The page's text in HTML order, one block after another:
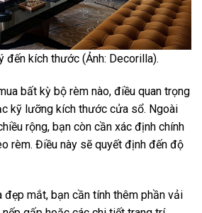
đến kích thước (Ảnh: Decorilla).
bất kỳ bộ rèm nào, điều quan trọng
kỹ lưỡng kích thước cửa sổ. Ngoài
rộng, bạn còn cần xác định chính
rèm. Điều này sẽ quyết định đến độ
mắt, bạn cần tính thêm phần vải